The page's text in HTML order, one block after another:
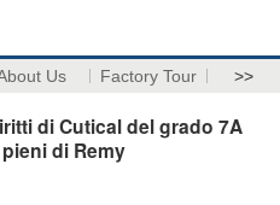
Us Factory Tour >>
di Cutical del grado 7A
di Remy